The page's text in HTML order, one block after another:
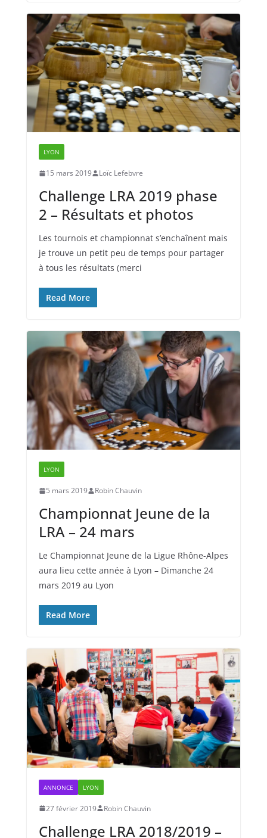
LYON
15 mars 2019 Loïc Lefebvre
Challenge LRA 2019 phase
2 – Résultats et photos
Les tournois et championnat s’enchaînent mais
je trouve un petit peu de temps pour partager
à tous les résultats (merci
Read More
LYON
5 mars 2019 Robin Chauvin
Championnat Jeune de la
LRA – 24 mars
Le Championnat Jeune de la Ligue Rhône-Alpes
aura lieu cette année à Lyon – Dimanche 24
mars 2019 au Lyon
Read More
ANNONCE LYON
27 février 2019 Robin Chauvin
Challenge LRA 2018/2019 –